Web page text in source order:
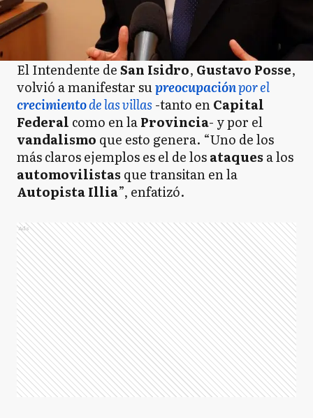
El Intendente deSan Isidro, Gustavo Posse,
volvió a manifestar supreocupaciónpor el
crecimientode las villas -tanto enCapital
Federal como en laProvincia- y por el
vandalismo que esto genera. “Uno de los
más claros ejemplos es el de losataques a los
automovilistas que transitan en la
Autopista Illia”, enfatizó.
Ads